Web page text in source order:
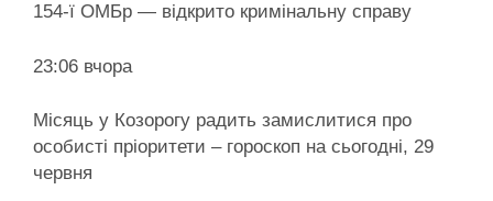
154-ї ОМБр — відкрито кримінальну справу
23:06 вчора
Місяць у Козорогу радить замислитися про
особисті пріоритети – гороскоп на сьогодні, 29
червня